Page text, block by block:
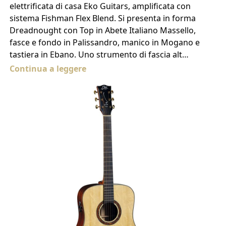
elettrificata di casa Eko Guitars, amplificata con
sistema Fishman Flex Blend. Si presenta in forma
Dreadnought con Top in Abete Italiano Massello,
fasce e fondo in Palissandro, manico in Mogano e
tastiera in Ebano. Uno strumento di fascia alt…
Continua a leggere